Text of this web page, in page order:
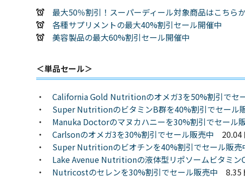
最大50％割引！スーパーディール対象商品はこちら
各種サプリメントの最大40%割引セール開催中
美容製品の最大60%割引セール開催中
＜単品セール＞
・ California Gold Nutritionのオメガ3を50%割引でセ
・ Super NutritionのビタミンB群を40%割引でセール
・ Manuka Doctorのマヌカハニーを30%割引でセール
・ Carlsonのオメガ3を30%割引でセール販売中 20.04
・ Super Nutritionのビオチンを40%割引でセール販売
・ Lake Avenue Nutritionの液体型リポソームビタミン
・ Nutricostのセレンを30%割引でセール販売中 8.35